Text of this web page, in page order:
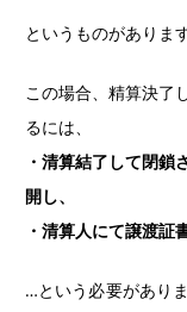
というものがあります
この場合、精算決了
るには、
・清算結了して閉
開し、
・清算人にて譲渡証
…という必要があり